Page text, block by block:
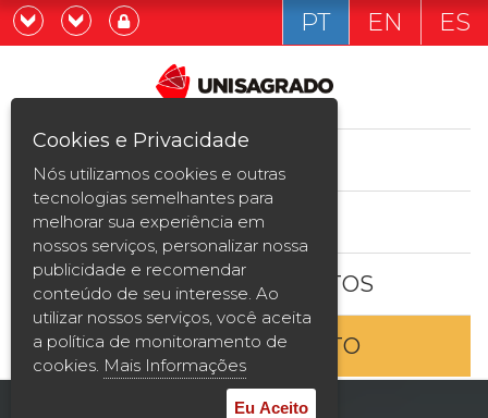
Graduação
Pós-graduação e MBA
Curta Duração
Vestibular
2ª Graduação
Transferência
Já sou estudande
Quero ser estudante
PT EN ES
ESTUDE AQUI
BOLSAS E DESCONTOS
ENTRE EM CONTATO
Cookies e Privacidade
Nós utilizamos cookies e outras
tecnologias semelhantes para
melhorar sua experiência em
nossos serviços, personalizar nossa
publicidade e recomendar
conteúdo de seu interesse. Ao
utilizar nossos serviços, você aceita
a política de monitoramento de
cookies. Mais Informações
Eu Aceito